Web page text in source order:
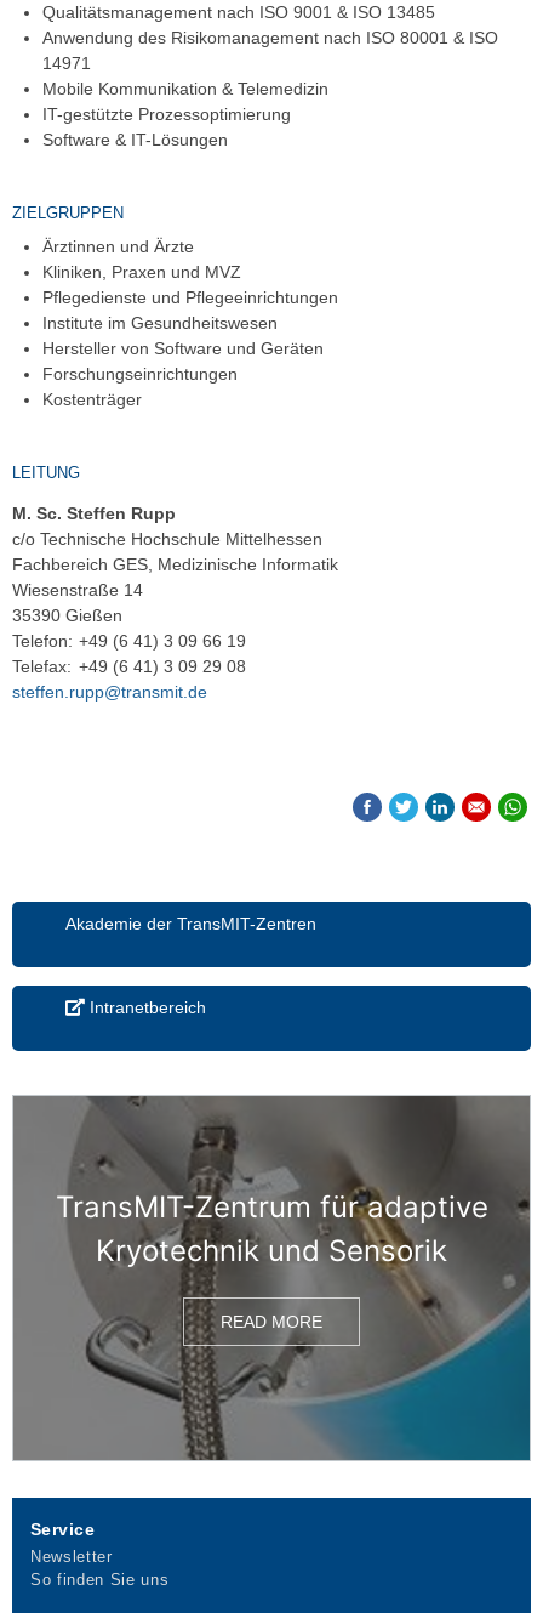
Akademie der TransMIT-Zentren
Intranetbereich
TransMIT-Zentrum für adaptive
Kryotechnik und Sensorik
READ MORE
Qualitätsmanagement nach ISO 9001 & ISO 13485
Anwendung des Risikomanagement nach ISO 80001 & ISO
14971
Mobile Kommunikation & Telemedizin
IT-gestützte Prozessoptimierung
Software & IT-Lösungen
ZIELGRUPPEN
Ärztinnen und Ärzte
Kliniken, Praxen und MVZ
Pflegedienste und Pflegeeinrichtungen
Institute im Gesundheitswesen
Hersteller von Software und Geräten
Forschungseinrichtungen
Kostenträger
LEITUNG
M. Sc. Steffen Rupp
c/o Technische Hochschule Mittelhessen
Fachbereich GES, Medizinische Informatik
Wiesenstraße 14
35390 Gießen
Telefon: +49 (6 41) 3 09 66 19
Telefax: +49 (6 41) 3 09 29 08
steffen.rupp@transmit.de
Service
Newsletter
So finden Sie uns